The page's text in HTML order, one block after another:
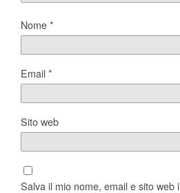
Nome*
Email*
Sito web
Salva il mio nome, email e sito web